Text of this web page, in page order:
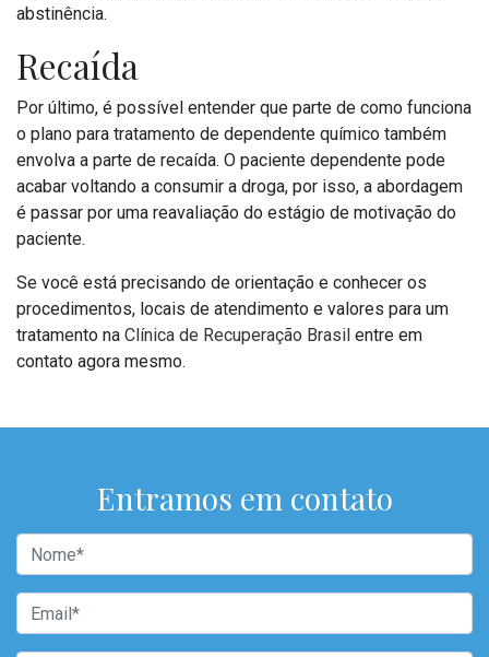
abstinência.
Recaída
Por último, é possível entender que parte de como funciona
o plano para tratamento de dependente químico também
envolva a parte de recaída. O paciente dependente pode
acabar voltando a consumir a droga, por isso, a abordagem
é passar por uma reavaliação do estágio de motivação do
paciente.
Se você está precisando de orientação e conhecer os
procedimentos, locais de atendimento e valores para um
tratamento na Clínica de Recuperação Brasil entre em
contato agora mesmo.
Entramos em contato